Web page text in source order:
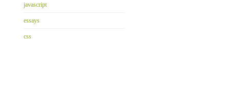
javascript
essays
css